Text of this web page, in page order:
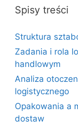
Spisy treści
Struktura
Zadania i rola
handlowym
Analiza
logistycznego
Opakowania a
dostaw